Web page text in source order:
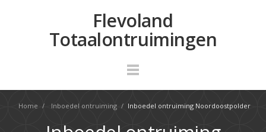
Flevoland
Totaalontruimingen
Home / Inboedel ontruiming / Inboedel ontruiming Noordoostpolder